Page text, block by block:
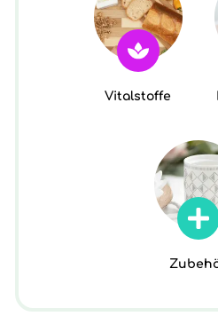
Vitalstoffe